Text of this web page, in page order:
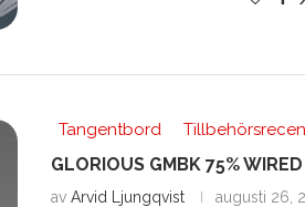
Tangentbord
GLORIOUS GMBK 75% WIRED
av Arvid Ljungqvist augusti 26,